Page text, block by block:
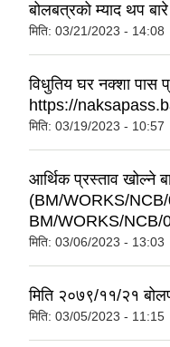
बोलबत्रको म्याद थप
मिति: 03/21/2023 - 14:08
विधुतिय घर नक्शा पास
https://
मिति: 03/19/2023 - 10:57
आर्थिक प्रस्ताव खोल्ने
(BM/WORKS/
BM/WORKS/NCB/
मिति: 03/06/2023 - 13:03
मिति २०७९/११/२१
मिति: 03/05/2023 - 11:15